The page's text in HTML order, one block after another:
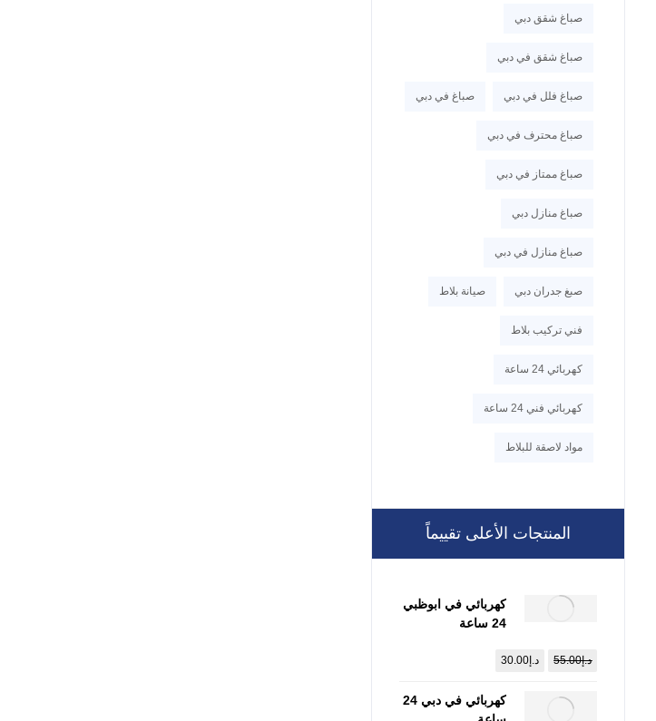
صباغ شقق دبي
صباغ شقق في دبي
صباغ فلل في دبي صباغ في دبي
صباغ محترف في دبي
صباغ ممتاز في دبي
صباغ منازل دبي
صباغ منازل في دبي
صبغ جدران دبي صيانة بلاط
فني تركيب بلاط
كهربائي 24 ساعة
كهربائي فني 24 ساعة
مواد لاصقة للبلاط
المنتجات الأعلى تقييماً
كهربائي في ابوظبي
24 ساعة
د.إ55.00 د.إ 30.00
كهربائي في دبي 24